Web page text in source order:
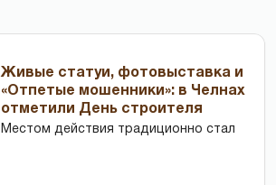
Живые статуи, фотовыставка и
«Отпетые мошенники»: в Челнах
отметили День строителя
Местом действия традиционно стал